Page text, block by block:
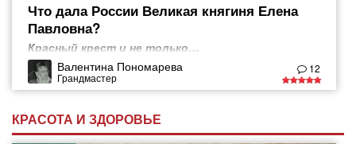
Что дала России Великая княгиня Елена
Павловна?
Красный крест и не только…
Валентина Пономарева
Грандмастер
12
КРАСОТА И ЗДОРОВЬЕ